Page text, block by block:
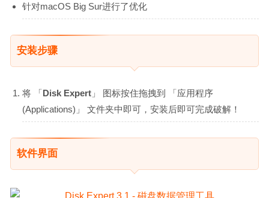
针对macOS Big Sur进行了优化
安装步骤
将 「Disk Expert 」 图标按住拖拽到 「应用程序
(Applications)」 文件夹中即可，安装后即可完成破解！
软件界面